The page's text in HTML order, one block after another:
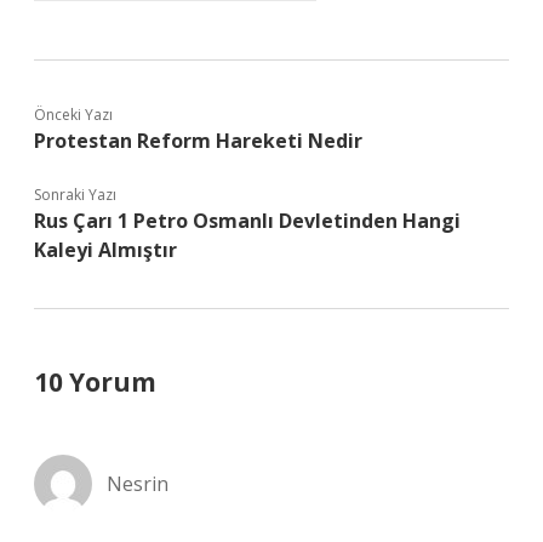
Önceki Yazı
Protestan Reform Hareketi Nedir
Sonraki Yazı
Rus Çarı 1 Petro Osmanlı Devletinden Hangi
Kaleyi Almıştır
10 Yorum
Nesrin